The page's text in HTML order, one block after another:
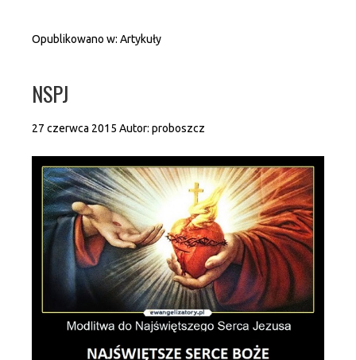
Opublikowano w: Artykuły
NSPJ
27 czerwca 2015 Autor: proboszcz